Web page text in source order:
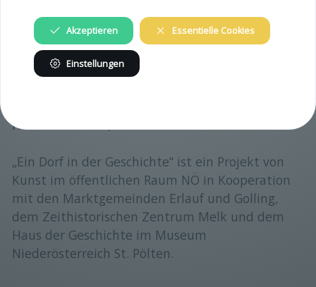
*Shuttlebus ab 15 TeilnehmerInnen ab Wien
zwischen Universität und Rathauspark. Um
Anmeldung wird gebeten bis 2 Tage vor
Veranstaltungstermin unter +43 (0) 2742 9005
Hinfahrt: 17 Uhr, Rückfahrt: 22.00 Uhr.
„Ein Dorf in der Geschichte“ ist ein Projekt von
Kunst im öffentlichen Raum NÖ in Kooperation
mit den Marktgemeinden Erlauf und Golling,
dem Zeithistorischen Zentrum Melk und dem
Haus der Geschichte im Museum
Niederösterreich St. Pölten.
Akzeptieren Essentielle Cookies
Einstellungen